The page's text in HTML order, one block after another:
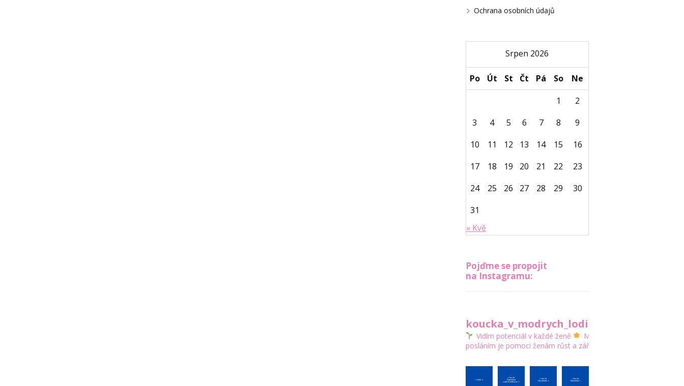
Ochrana osobních údajů
Srpen 2026
Po Út St Čt Pá So
Ne
1
2
3
4 5 6 7 8
9
10
11 12 13 14 15
16
17
18 19 20 21 22
23
24
25 26 27 28 29
30
31
« Kvě
Pojďme se propojit
na Instagramu:
koucka_v_modrych_lodickach
Vidím potenciál v každé ženě
Mým
posláním je pomoci ženám růst a zářit